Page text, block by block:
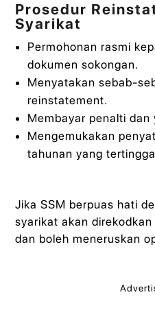
Prosedur
Syarikat
Permohonan rasmi
dokumen sokongan.
Menyatakan sebab-
reinstatement.
Membayar penalti dan
Mengemukakan
tahunan yang
Jika SSM berpuas hati
syarikat akan
dan boleh meneruskan